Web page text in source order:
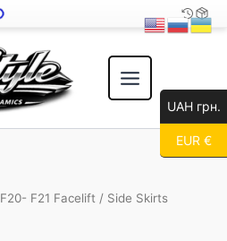
F20- F21 Facelift / Side Skirts
UAH грн.
EUR €